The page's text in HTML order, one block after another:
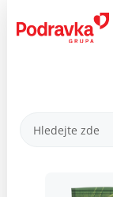
obsahu